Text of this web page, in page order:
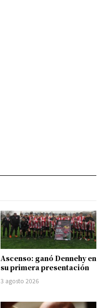
Ascenso: ganó Dennehy en
su primera presentación
3 agosto 2026